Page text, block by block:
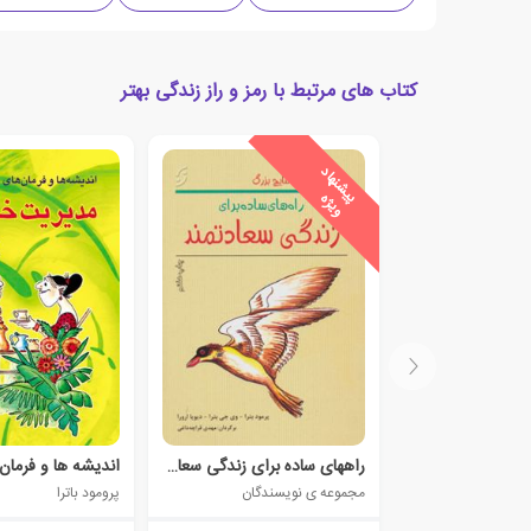
کتاب های مرتبط با رمز و راز زندگی بهتر
پ
ی
ش
ن
ه
ا
د
و
ی
ژ
ه
راههای ساده برای زندگی سعادتمند
مجموعه ی نویسندگان پرومود باترا